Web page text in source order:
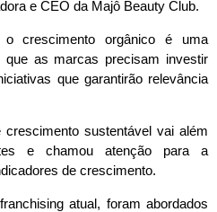
e CEO da Majô Beauty Club.
crescimento orgânico é uma
as marcas precisam investir
que garantirão relevância
sustentável vai além
e chamou atenção para a
de crescimento.
atual, foram abordados